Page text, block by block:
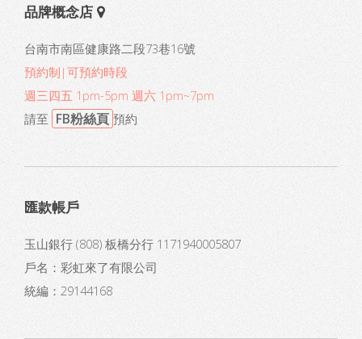
品牌概念店
台南市南區健康路二段73巷16號
預約制|可預約時段
週三四五 1pm-5pm 週六 1pm~7pm
請至 FB粉絲頁 預約
匯款帳戶
玉山銀行 (808) 板橋分行 1171940005807
戶名：彩虹來了有限公司
統編：29144168